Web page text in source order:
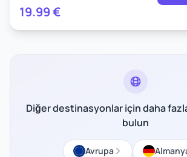
19.99€
Diğer destinasyonlar için daha
bulun
Avrupa